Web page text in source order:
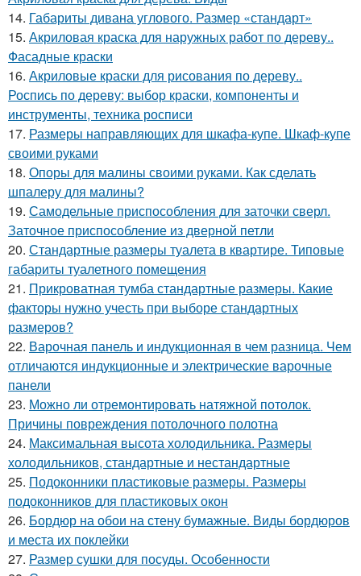
14. Габариты дивана углового. Размер «стандарт»
15. Акриловая краска для наружных работ по дереву..
Фасадные краски
16. Акриловые краски для рисования по дереву..
Роспись по дереву: выбор краски, компоненты и
инструменты, техника росписи
17. Размеры направляющих для шкафа-купе. Шкаф-купе
своими руками
18. Опоры для малины своими руками. Как сделать
шпалеру для малины?
19. Самодельные приспособления для заточки сверл.
Заточное приспособление из дверной петли
20. Стандартные размеры туалета в квартире. Типовые
габариты туалетного помещения
21. Прикроватная тумба стандартные размеры. Какие
факторы нужно учесть при выборе стандартных
размеров?
22. Варочная панель и индукционная в чем разница. Чем
отличаются индукционные и электрические варочные
панели
23. Можно ли отремонтировать натяжной потолок.
Причины повреждения потолочного полотна
24. Максимальная высота холодильника. Размеры
холодильников, стандартные и нестандартные
25. Подоконники пластиковые размеры. Размеры
подоконников для пластиковых окон
26. Бордюр на обои на стену бумажные. Виды бордюров
и места их поклейки
27. Размер сушки для посуды. Особенности